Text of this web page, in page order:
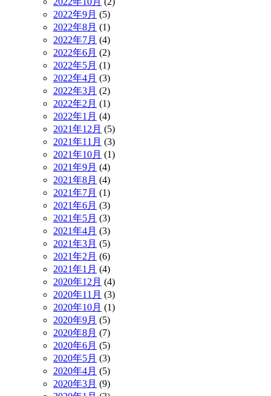
2022年9月 (5)
2022年8月 (1)
2022年7月 (4)
2022年6月 (2)
2022年5月 (1)
2022年4月 (3)
2022年3月 (2)
2022年2月 (1)
2022年1月 (4)
2021年12月 (5)
2021年11月 (3)
2021年10月 (1)
2021年9月 (4)
2021年8月 (4)
2021年7月 (1)
2021年6月 (3)
2021年5月 (3)
2021年4月 (3)
2021年3月 (5)
2021年2月 (6)
2021年1月 (4)
2020年12月 (4)
2020年11月 (3)
2020年10月 (1)
2020年9月 (5)
2020年8月 (7)
2020年6月 (5)
2020年5月 (3)
2020年4月 (5)
2020年3月 (9)